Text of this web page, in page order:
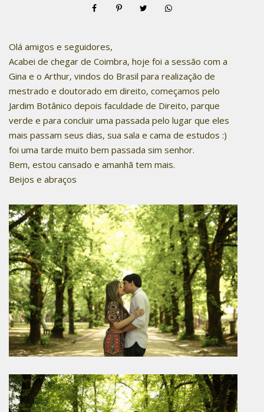
Olá amigos e seguidores,
Acabei de chegar de Coimbra, hoje foi a sessão com a
Gina e o Arthur, vindos do Brasil para realização de
mestrado e doutorado em direito, começamos pelo
Jardim Botânico depois faculdade de Direito, parque
verde e para concluir uma passada pelo lugar que eles
mais passam seus dias, sua sala e cama de estudos :)
foi uma tarde muito bem passada sim senhor.
Bem, estou cansado e amanhã tem mais.
Beijos e abraços